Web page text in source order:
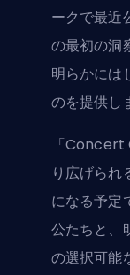
ークで最近
の最初の洞
明らかには
のを提供し
「
り広げられ
になる予定
公たちと、
の選択可能